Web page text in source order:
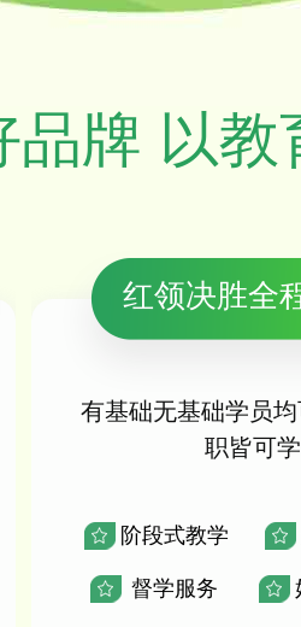
品牌 以教
红领决胜全
有基础无基础学员
职皆可
阶段式教学
督学服务